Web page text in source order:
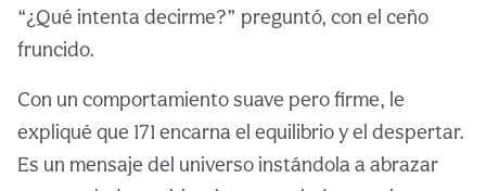
“¿Qué intenta decirme?” preguntó, con el ceño
fruncido.
Con un comportamiento suave pero firme, le
expliqué que 171 encarna el equilibrio y el despertar.
Es un mensaje del universo instándola a abrazar